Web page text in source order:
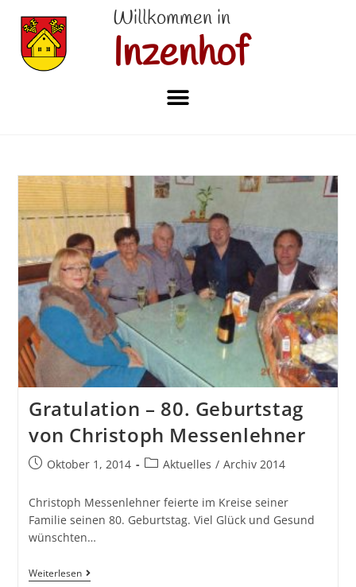
Willkommen in
Inzenhof
Gratulation – 80. Geburtstag
von Christoph Messenlehner
Oktober 1, 2014 Aktuelles / Archiv 2014
Christoph Messenlehner feierte im Kreise seiner
Familie seinen 80. Geburtstag. Viel Glück und Gesund
wünschten…
Weiterlesen